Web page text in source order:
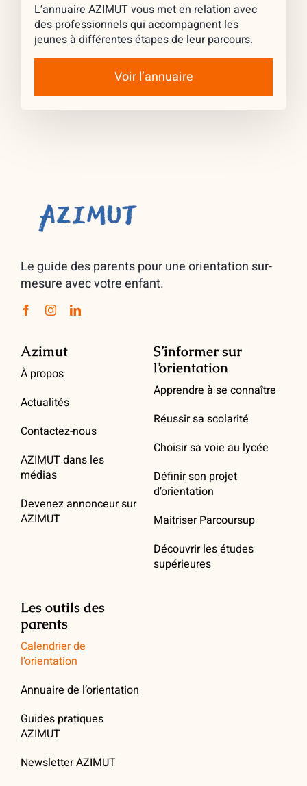
L’annuaire AZIMUT vous met en relation avec
des professionnels qui accompagnent les
jeunes à différentes étapes de leur parcours.
Voir l’annuaire
Le guide des parents pour une orientation sur-
mesure avec votre enfant.
Azimut
À propos
Actualités
Contactez-nous
AZIMUT dans les
médias
Devenez annonceur sur
AZIMUT
S’informer sur
l’orientation
Apprendre à se connaître
Réussir sa scolarité
Choisir sa voie au lycée
Définir son projet
d’orientation
Maitriser Parcoursup
Découvrir les études
supérieures
Les outils des
parents
Calendrier de
l’orientation
Annuaire de l’orientation
Guides pratiques
AZIMUT
Newsletter AZIMUT